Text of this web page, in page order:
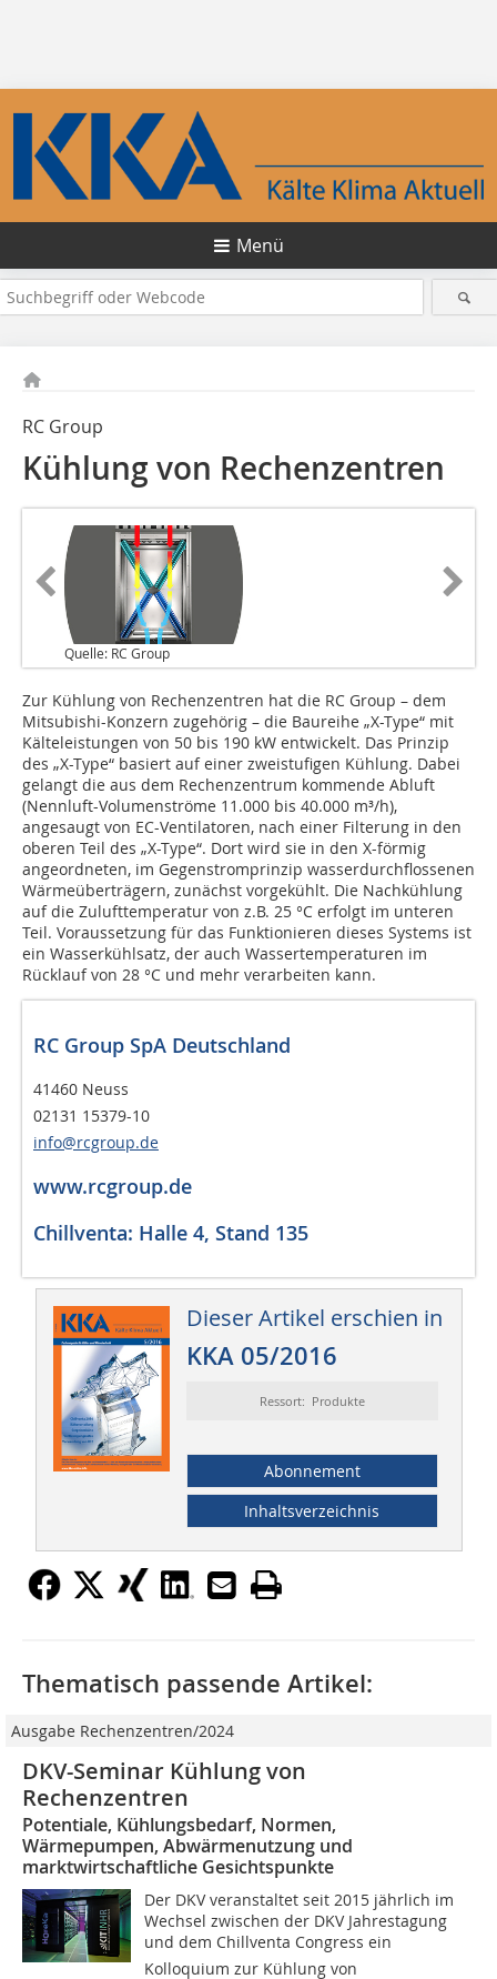
Menü
RC Group
Kühlung von Rechenzentren
Quelle: RC Group
Zur Kühlung von Rechenzentren hat die RC Group – dem
Mitsubishi-Konzern zugehörig – die Baureihe „X-Type“ mit
Kälteleistungen von 50 bis 190 kW entwickelt. Das Prinzip
des „X-Type“ basiert auf einer zweistufigen Kühlung. Dabei
gelangt die aus dem Rechenzentrum kommende Abluft
(Nennluft-Volumenströme 11.000 bis 40.000 m³/h),
angesaugt von EC-Ventilatoren, nach einer Filterung in den
oberen Teil des „X-Type“. Dort wird sie in den X-förmig
angeordneten, im Gegenstromprinzip wasserdurchflossenen
Wärmeüberträgern, zunächst vorgekühlt. Die Nachkühlung
auf die Zulufttemperatur von z.B. 25 °C erfolgt im unteren
Teil. Voraussetzung für das Funktionieren dieses Systems ist
ein Wasserkühlsatz, der auch Wassertemperaturen im
Rücklauf von 28 °C und mehr verarbeiten kann.
RC Group SpA Deutschland
41460 Neuss
02131 15379-10
info@rcgroup.de
www.rcgroup.de
Chillventa: Halle 4, Stand 135
Dieser Artikel erschien in
KKA 05/2016
Ressort: Produkte
Abonnement
Inhaltsverzeichnis
Thematisch passende Artikel:
Ausgabe Rechenzentren/2024
DKV-Seminar Kühlung von
Rechenzentren
Potentiale, Kühlungsbedarf, Normen,
Wärmepumpen, Abwärmenutzung und
marktwirtschaftliche Gesichtspunkte
Der DKV veranstaltet seit 2015 jährlich im
Wechsel zwischen der DKV Jahrestagung
und dem Chillventa Congress ein
Kolloquium zur Kühlung von